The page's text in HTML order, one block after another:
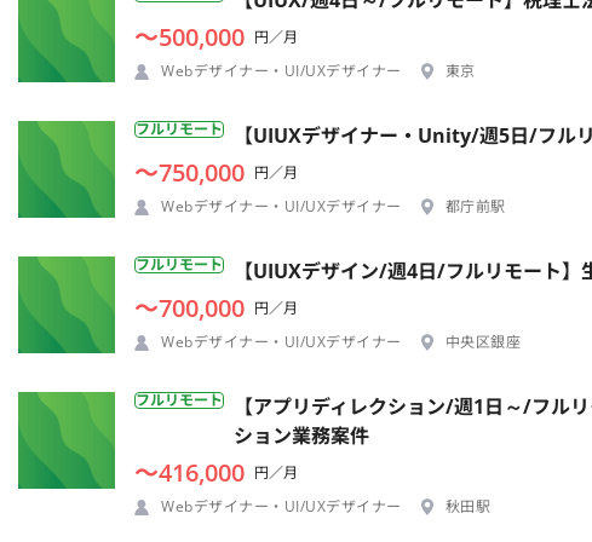
〜500,000 円／月
Webデザイナー・UI/UXデザイナー
東京
フルリモート 【UIUXデザイナー・Unity/週5日/フル
〜750,000 円／月
Webデザイナー・UI/UXデザイナー
都庁前駅
フルリモート 【UIUXデザイン/週4日/フルリモート
〜700,000 円／月
Webデザイナー・UI/UXデザイナー
中央区銀座
フルリモート
【アプリディレクション/週1日～/フル
ション業務案件
〜416,000 円／月
Webデザイナー・UI/UXデザイナー
秋田駅